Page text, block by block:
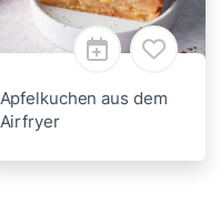
Apfelkuchen aus dem
Airfryer